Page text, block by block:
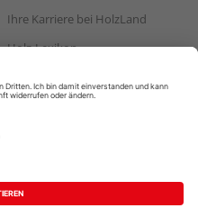
Ihre Karriere bei HolzLand
Holz-Lexikon
Nutzungsbedingungen